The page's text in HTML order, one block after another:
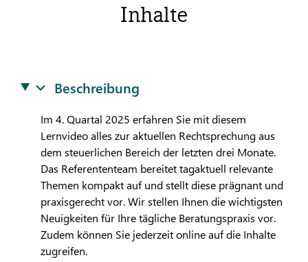
Inhalte
Beschreibung
Im 4. Quartal 2025 erfahren Sie mit diesem
Lernvideo alles zur aktuellen Rechtsprechung aus
dem steuerlichen Bereich der letzten drei Monate.
Das Referententeam bereitet tagaktuell relevante
Themen kompakt auf und stellt diese prägnant und
praxisgerecht vor. Wir stellen Ihnen die wichtigsten
Neuigkeiten für Ihre tägliche Beratungspraxis vor.
Zudem können Sie jederzeit online auf die Inhalte
zugreifen.